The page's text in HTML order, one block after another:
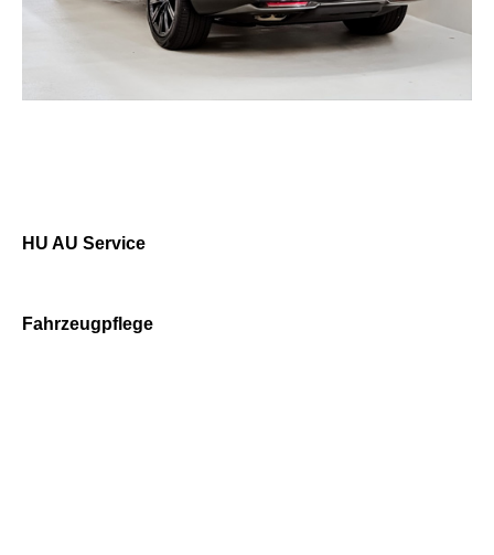
HU AU Service
Fahrzeugpflege